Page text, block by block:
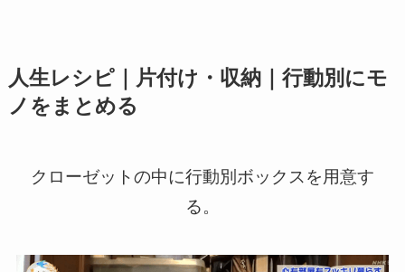
人生レシピ｜片付け・収納｜行動別にモ
ノをまとめる
クローゼットの中に行動別ボックスを用意す
る。